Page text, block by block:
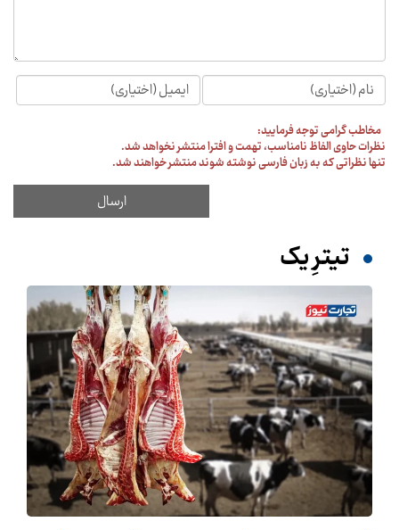
مخاطب گرامی توجه فرمایید:
نظرات حاوی الفاظ نامناسب، تهمت و افترا منتشر نخواهد شد.
تنها نظراتی که به زبان فارسی نوشته شوند منتشر خواهند شد.
تیترِ یک